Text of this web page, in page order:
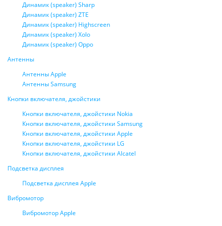
Динамик (speaker) Sharp
Динамик (speaker) ZTE
Динамик (speaker) Highscreen
Динамик (speaker) Xolo
Динамик (speaker) Oppo
Антенны
Антенны Apple
Антенны Samsung
Кнопки включателя, джойстики
Кнопки включателя, джойстики Nokia
Кнопки включателя, джойстики Samsung
Кнопки включателя, джойстики Apple
Кнопки включателя, джойстики LG
Кнопки включателя, джойстики Alcatel
Подсветка дисплея
Подсветка дисплея Apple
Вибромотор
Вибромотор Apple